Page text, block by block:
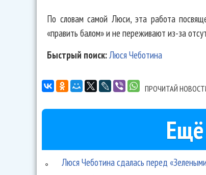
По словам самой Люси, эта работа
«править балом» и не переживают из-за
Быстрый поиск:Люся Чеботина
ПРОЧИТАЙ
Люся Чеботина сдалась перед